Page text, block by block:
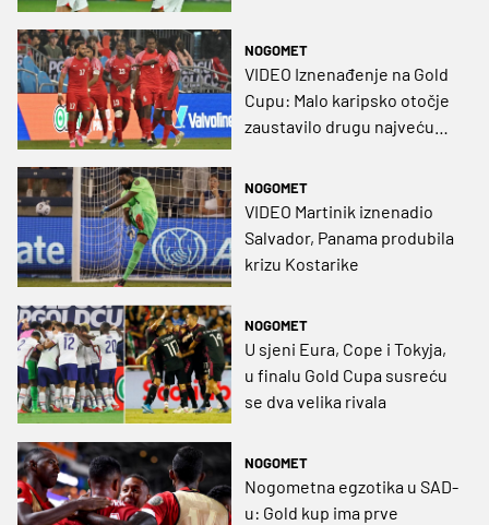
NOGOMET
VIDEO Iznenađenje na Gold
Cupu: Malo karipsko otočje
zaustavilo drugu najveću
NOGOMET
VIDEO Martinik iznenadio
Salvador, Panama produbila
krizu Kostarike
NOGOMET
U sjeni Eura, Cope i Tokyja,
u finalu Gold Cupa susreću
se dva velika rivala
NOGOMET
Nogometna egzotika u SAD-
u: Gold kup ima prve